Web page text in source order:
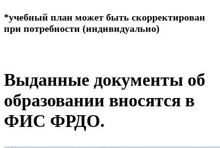
*учебный план может быть скорректирован
при потребности (индивидуально)
Выданные документы об
образовании вносятся в
ФИС ФРДО.